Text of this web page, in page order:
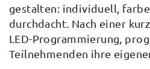
gestalten: individuell,
durchdacht. Nach einer
LED-Programmierung,
Teilnehmenden ihre